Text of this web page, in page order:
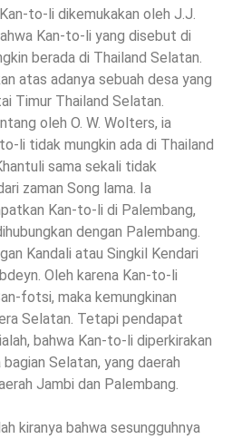
to-li dikemukakan oleh J.J.
Kan-to-li yang disebut di
berada di Thailand Selatan.
atas adanya sebuah desa yang
Timur Thailand Selatan.
oleh O. W. Wolters, ia
li tidak mungkin ada di Thailand
sama sekali tidak
zaman Song lama. Ia
Kan-to-li di Palembang,
dengan Palembang.
Kandali atau Singkil Kendari
Oleh karena Kan-to-li
fotsi, maka kemungkinan
Selatan. Tetapi pendapat
bahwa Kan-to-li diperkirakan
Selatan, yang daerah
Jambi dan Palembang.
kiranya bahwa sesungguhnya